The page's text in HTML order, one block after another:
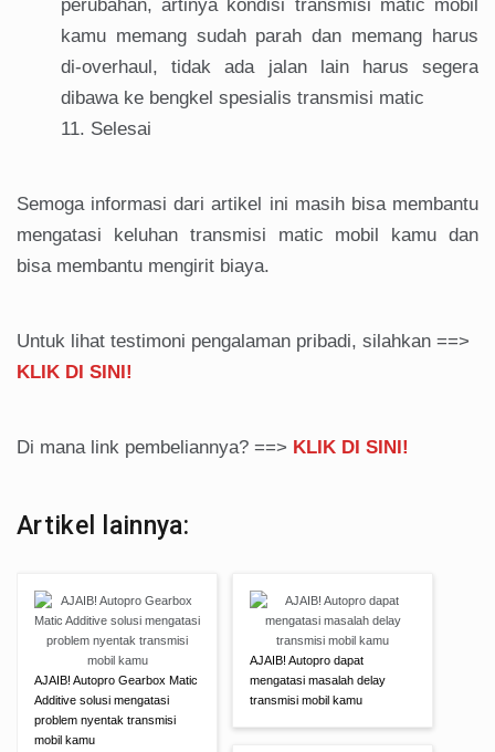
perubahan, artinya kondisi transmisi matic mobil
kamu memang sudah parah dan memang harus
di-overhaul, tidak ada jalan lain harus segera
dibawa ke bengkel spesialis transmisi matic
Selesai
Semoga informasi dari artikel ini masih bisa membantu
mengatasi keluhan transmisi matic mobil kamu dan
bisa membantu mengirit biaya.
Untuk lihat testimoni pengalaman pribadi, silahkan ==>
KLIK DI SINI!
Di mana link pembeliannya? ==> KLIK DI SINI!
Artikel lainnya:
AJAIB! Autopro Gearbox Matic
Additive solusi mengatasi
problem nyentak transmisi
mobil kamu
AJAIB! Autopro dapat
mengatasi masalah delay
transmisi mobil kamu